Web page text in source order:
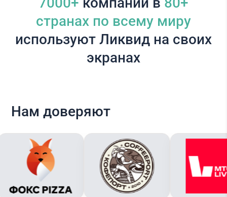
cтранах по всему миру
используют Ликвид на своих
экранах
Нам доверяют